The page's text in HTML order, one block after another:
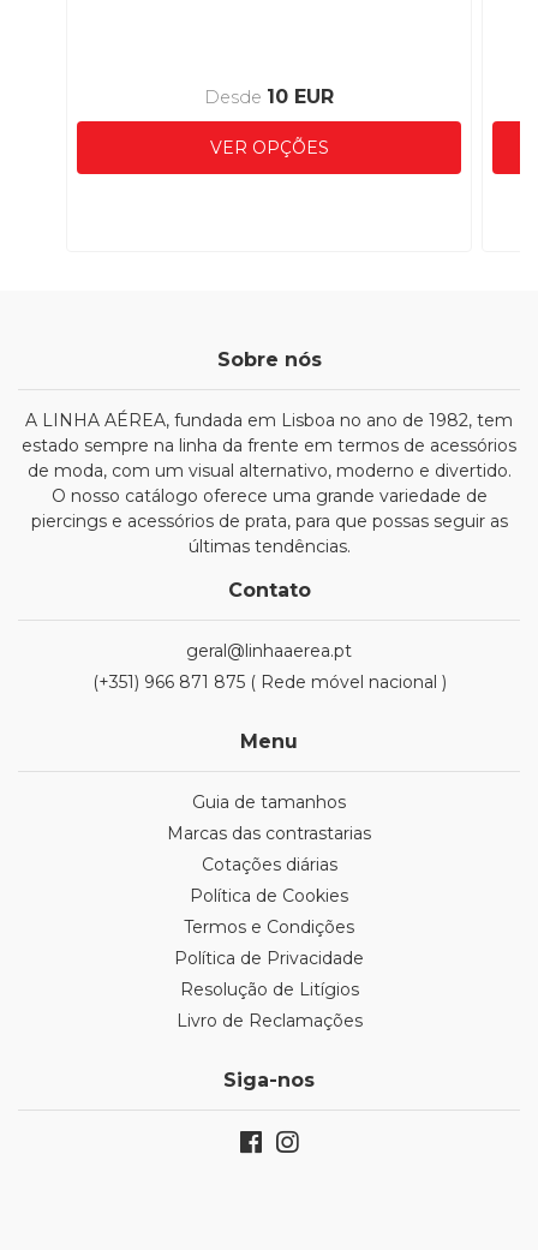
Desde 10 EUR
VER OPÇÕES
Sobre nós
A LINHA AÉREA, fundada em Lisboa no ano de 1982, tem
estado sempre na linha da frente em termos de acessórios
de moda, com um visual alternativo, moderno e divertido.
O nosso catálogo oferece uma grande variedade de
piercings e acessórios de prata, para que possas seguir as
últimas tendências.
Contato
geral@linhaaerea.pt
(+351) 966 871 875 ( Rede móvel nacional )
Menu
Guia de tamanhos
Marcas das contrastarias
Cotações diárias
Política de Cookies
Termos e Condições
Política de Privacidade
Resolução de Litígios
Livro de Reclamações
Siga-nos